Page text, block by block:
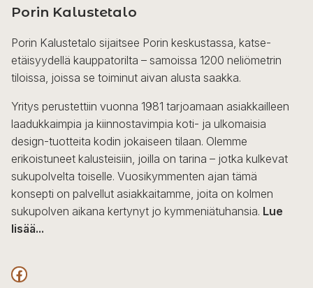
Porin Kalustetalo
Porin Kalustetalo sijaitsee Porin keskustassa, katse-
etäisyydellä kauppatorilta – samoissa 1200 neliömetrin
tiloissa, joissa se toiminut aivan alusta saakka.
Yritys perustettiin vuonna 1981 tarjoamaan asiakkailleen
laadukkaimpia ja kiinnostavimpia koti- ja ulkomaisia
design-tuotteita kodin jokaiseen tilaan. Olemme
erikoistuneet kalusteisiin, joilla on tarina – jotka kulkevat
sukupolvelta toiselle. Vuosikymmenten ajan tämä
konsepti on palvellut asiakkaitamme, joita on kolmen
sukupolven aikana kertynyt jo kymmeniätuhansia. Lue
lisää...